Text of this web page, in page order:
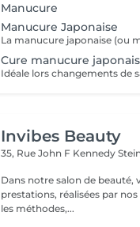
Manucure
Manucure Japonaise
Cure manucure
Invibes Beauty
35, Rue John F Kennedy
Dans notre salon de beauté,
prestations, réalisées par nos experts : Tatouage
les méthodes,...